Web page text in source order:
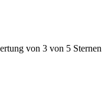
von 3 von 5 Sternen